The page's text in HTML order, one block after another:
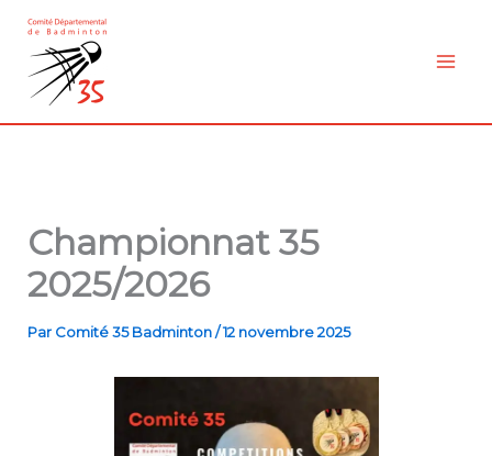
contenu
Championnat 35
2025/2026
Par Comité 35 Badminton/12 novembre 2025